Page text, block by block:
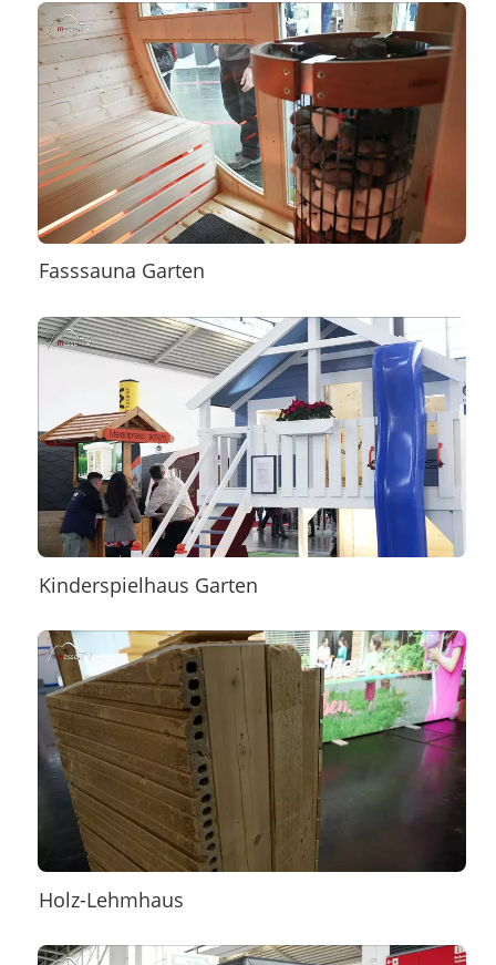
Fasssauna Garten
Kinderspielhaus Garten
Holz-Lehmhaus